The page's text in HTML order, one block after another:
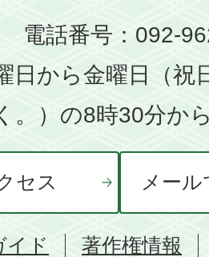
電話番号：092-
日から金曜日（祝
。）の8時30分か
セス メー
イド
著作権情報